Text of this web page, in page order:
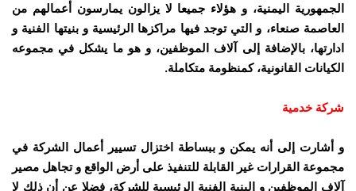
الجمهورية اليمنية، و هؤلاء جميعا لا يزالون يمارسون أعمالهم من
العاصمة صنعاء، و التي توجد فيها مراكزها الرئيسية و بنيتها الفنية و
ادارتها، بالإضافة إلى آلاف الموظفين، و هو ما يشكل في مجموعه
الكيانات القانونية، كمنظومة متكاملة.
شركة خدمية
و أشارت إلى أنه يمكن و ببساطة اختزال تسيير أعمال الشركة في
مجموعة القرارات غير القابلة للتنفيذ على أرض الواقع و تجاهل مصير
آلاف الموظفين و البنية الفنية الرئيسية للشركة، فضلا عن أن ذلك لا